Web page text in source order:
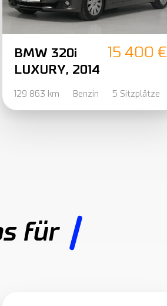
BMW 320i
LUXURY, 2014
15 400 €
129 863 km Benzin 5 Sitzplätze
für